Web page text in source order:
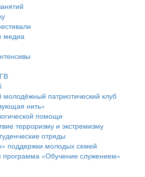
медиа
молодёжный патриотический клуб
нить»
помощи
терроризму и экстремизму
отряды
поддержки молодых семей
«Обучение служением»